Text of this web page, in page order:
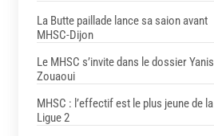
La Butte paillade lance sa saion avant
MHSC-Dijon
Le MHSC s’invite dans le dossier Yanis
Zouaoui
MHSC : l’effectif est le plus jeune de la
Ligue 2